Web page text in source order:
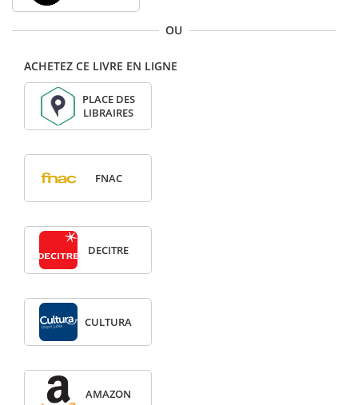
OU
ACHETEZ CE LIVRE EN LIGNE
PLACE DES
LIBRAIRES
FNAC
DECITRE
CULTURA
AMAZON